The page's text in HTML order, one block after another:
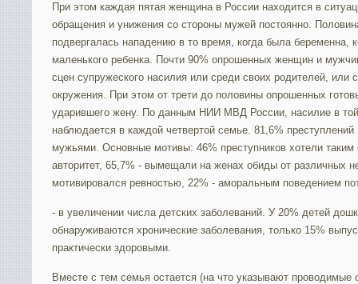
При этом каждая пятая женщина в России находится в
обращения и унижения со стороны мужей постоянно.
подвергалась нападению в то время, когда была беременна,
маленького ребенка. Почти 90% опрошенных женщин и
сцен супружеского насилия или среди своих родителей, или
окружения. При этом от трети до половины опрошенных
ударившего жену. По данным НИИ МВД России, насилие в
наблюдается в каждой четвертой семье. 81,6%
мужьями. Основные мотивы: 46% преступников хотели таким
авторитет, 65,7% - вымещали на женах обиды от различных
мотивировался ревностью, 22% - аморальным поведением
- в увеличении числа детских заболеваний. У 20% детей
обнаруживаются хронические заболевания, только 15%
практически здоровыми.
Вместе с тем семья остается (на что указывают проводимые